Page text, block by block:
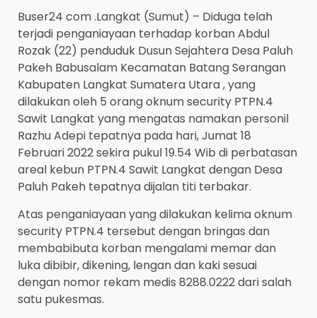
Buser24 com .Langkat (Sumut) – Diduga telah
terjadi penganiayaan terhadap korban Abdul
Rozak (22) penduduk Dusun Sejahtera Desa Paluh
Pakeh Babusalam Kecamatan Batang Serangan
Kabupaten Langkat Sumatera Utara , yang
dilakukan oleh 5 orang oknum security PTPN.4
Sawit Langkat yang mengatas namakan personil
Razhu Adepi tepatnya pada hari, Jumat 18
Februari 2022 sekira pukul 19.54 Wib di perbatasan
areal kebun PTPN.4 Sawit Langkat dengan Desa
Paluh Pakeh tepatnya dijalan titi terbakar.
Atas penganiayaan yang dilakukan kelima oknum
security PTPN.4 tersebut dengan bringas dan
membabibuta korban mengalami memar dan
luka dibibir, dikening, lengan dan kaki sesuai
dengan nomor rekam medis 8288.0222 dari salah
satu pukesmas.